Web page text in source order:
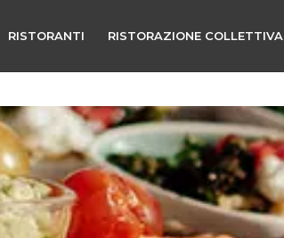
RISTORANTI RISTORAZIONE COLLETTIVA